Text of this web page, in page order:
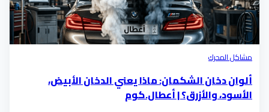
مشاكل المحرك
ألوان دخان الشكمان: ماذا يعني الدخان الأبيض،
الأسود، والأزرق؟ | أعطال.كوم